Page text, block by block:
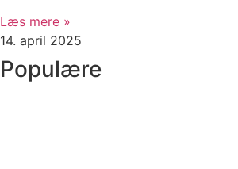
Læs mere »
14. april 2025
Populære